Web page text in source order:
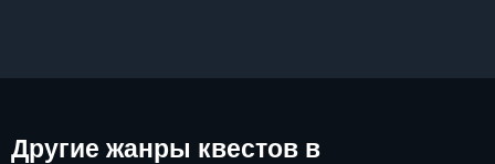
Другие жанры квестов в